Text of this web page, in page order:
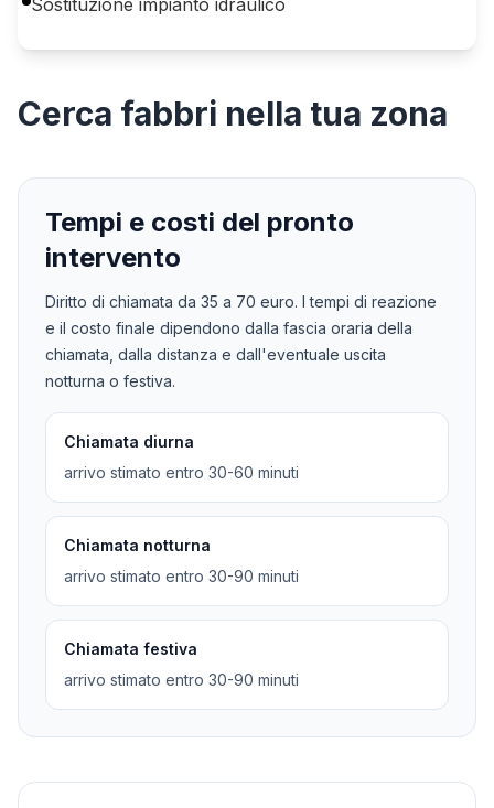
Cerca fabbri nella tua zona
Tempi e costi del pronto
intervento
Diritto di chiamata da 35 a 70 euro. I tempi di reazione
e il costo finale dipendono dalla fascia oraria della
chiamata, dalla distanza e dall'eventuale uscita
notturna o festiva.
Chiamata diurna
arrivo stimato entro 30-60 minuti
Chiamata notturna
arrivo stimato entro 30-90 minuti
Chiamata festiva
arrivo stimato entro 30-90 minuti